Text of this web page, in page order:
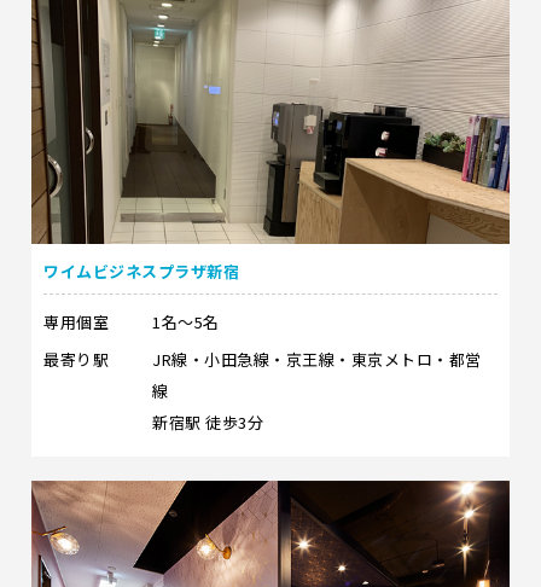
ワイムビジネスプラザ新宿
専用個室
1名～5名
最寄り駅
JR線・小田急線・京王線・東京メトロ・都営
線
新宿駅 徒歩3分